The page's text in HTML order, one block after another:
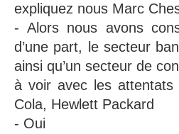
expliquez nous Marc
- Alors nous avons
d’une part, le secteur
ainsi qu’un secteur de
à voir avec les
Cola, Hewlett Packard
- Oui